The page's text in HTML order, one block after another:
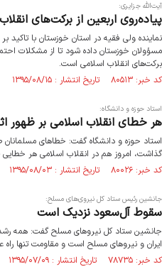
آیت‌الله جزایری:
پیاده‌روی اربعین از برکت‌های
نماینده ولی فقیه در استان خوزستان با تاکید
مسؤولان خوزستان داده شود تا از مشکلات
برکت‌های انقلاب اسلامی است.
کد خبر: ۸۰۵۱۳ تاریخ انتشار : ۱۳۹۵/۰۸/۱۵
استاد حوزه و دانشگاه:
هر خطای انقلاب اسلامی بر ظهور
استاد حوزه و دانشگاه گفت: خطاهای
گذاشت، امروز هم در انقلاب اسلامی هر خطایی
کد خبر: ۸۰۰۲۶ تاریخ انتشار : ۱۳۹۵/۰۸/۰۳
جانشین رئیس ستاد کل نیروی‌های مسلح:
سقوط آل‌سعود نزدیک است
جانشین ستاد کل نیروهای مسلح گفت: همه
ایران و نیروهای مسلح است و مقاومت تنها
کد خبر: ۷۸۷۳۵ تاریخ انتشار : ۱۳۹۵/۰۷/۰۹